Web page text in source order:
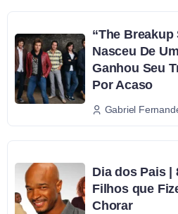
“The Breakup
Nasceu De
Ganhou Seu
Por Acaso
Gabriel
Dia dos Pais |
Filhos que
Chorar